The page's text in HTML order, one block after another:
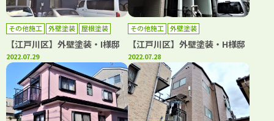
その他施工 外壁塗装 屋根塗装
【江戸川区】外壁塗装・I様邸
2022.07.29
その他施工 外壁塗装
【江戸川区】外壁塗装・H様邸
2022.07.28